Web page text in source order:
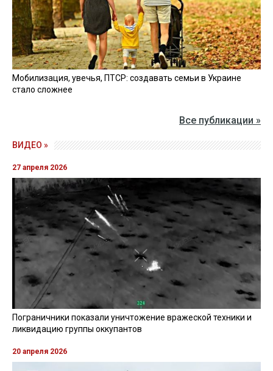
Мобилизация, увечья, ПТСР: создавать семьи в Украине
стало сложнее
Все публикации »
ВИДЕО »
27 апреля 2026
Пограничники показали уничтожение вражеской техники и
ликвидацию группы оккупантов
20 апреля 2026